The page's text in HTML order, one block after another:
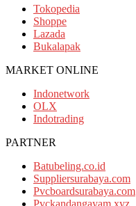
Tokopedia
Shoppe
Lazada
Bukalapak
MARKET ONLINE
Indonetwork
OLX
Indotrading
PARTNER
Batubeling.co.id
Suppliersurabaya.com
Pvcboardsurabaya.com
Pvckandangayam.xyz